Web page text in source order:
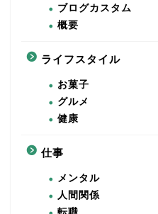
ブログカスタム
概要
ライフスタイル
お菓子
グルメ
健康
仕事
メンタル
人間関係